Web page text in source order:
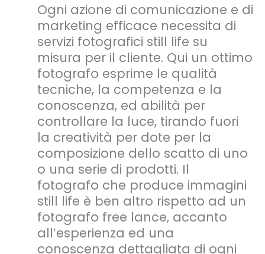
Ogni azione di comunicazione e di
marketing efficace necessita di
servizi fotografici still life su
misura per il cliente. Qui un ottimo
fotografo esprime le qualità
tecniche, la competenza e la
conoscenza, ed abilità per
controllare la luce, tirando fuori
la creatività per dote per la
composizione dello scatto di uno
o una serie di prodotti. Il
fotografo che produce immagini
still life è ben altro rispetto ad un
fotografo free lance, accanto
all’esperienza ed una
conoscenza dettagliata di ogni